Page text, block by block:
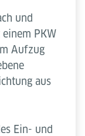
und
PKW
Aufzug
aus
Ein- und